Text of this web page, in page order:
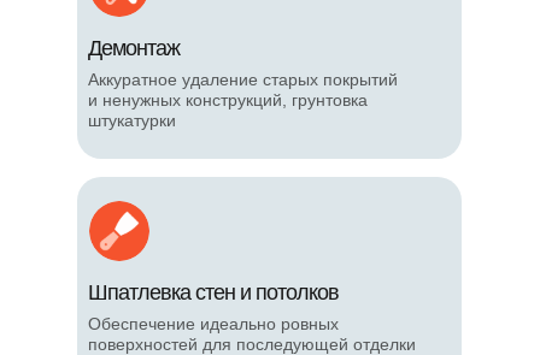
Аккуратное удаление старых покрытий
и ненужных конструкций, грунтовка
штукатурки
Демонтаж
Обеспечение идеально ровных
поверхностей для последующей отделки
Шпатлевка стен и потолков